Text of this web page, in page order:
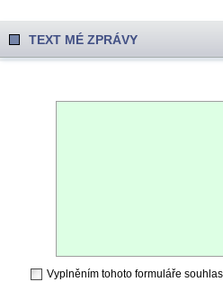
TEXT MÉ ZPRÁVY
Vyplněním tohoto formuláře